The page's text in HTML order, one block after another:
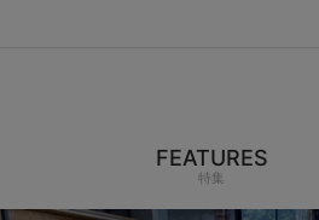
FEATURES
特集